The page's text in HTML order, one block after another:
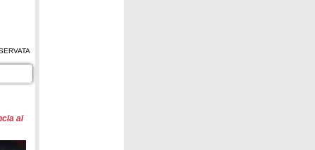
ai